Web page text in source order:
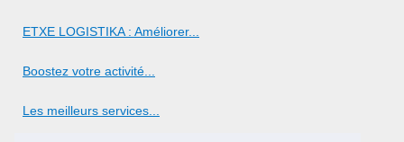
ETXE LOGISTIKA : Améliorer...
Boostez votre activité...
Les meilleurs services...